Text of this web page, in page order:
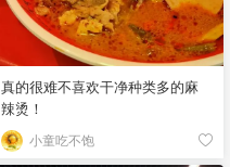
真的很难不喜欢干净种类多的麻
辣烫！
小童吃不饱